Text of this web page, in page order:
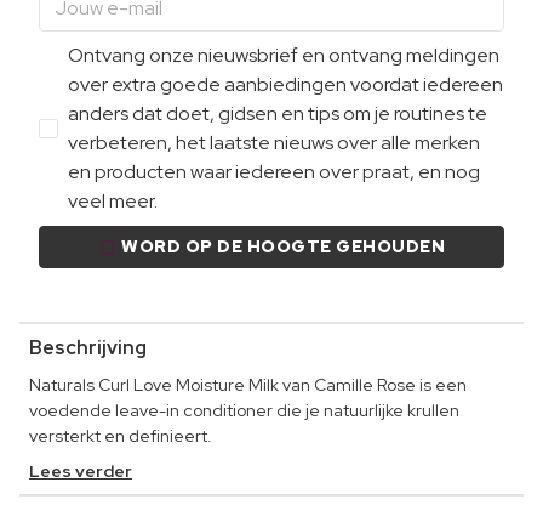
Ontvang onze nieuwsbrief en ontvang meldingen
over extra goede aanbiedingen voordat iedereen
anders dat doet, gidsen en tips om je routines te
verbeteren, het laatste nieuws over alle merken
en producten waar iedereen over praat, en nog
veel meer.
WORD OP DE HOOGTE GEHOUDEN
Beschrijving
Naturals Curl Love Moisture Milk van Camille Rose is een
voedende leave-in conditioner die je natuurlijke krullen
versterkt en definieert.
Lees verder